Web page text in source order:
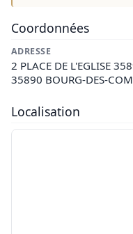
Coordonnées
ADRESSE
2 PLACE DE L'EGLISE
35890 BOURG-DES-
Localisation